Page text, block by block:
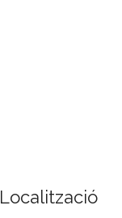
Localització